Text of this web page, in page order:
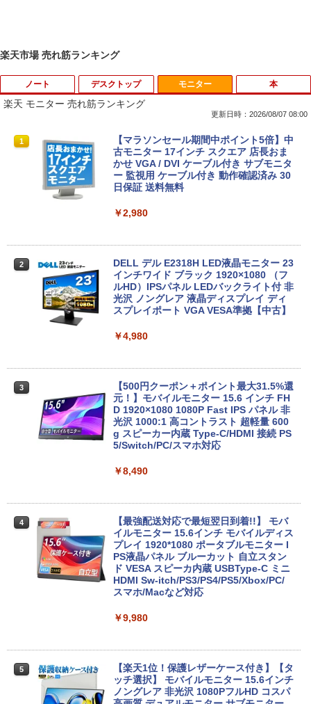
楽天市場 売れ筋ランキング
ノート
1
新古品ノートパソコン Intel Celeron Wi
ndows11 Pro WPS Office 2024付き メ
モリ16GB SSD1TB 15.6型 Bluetooth 無
線LAN USB3.0 テンキー 軽量 モバイル
ビジネス 在宅勤務 学生向け
￥18,980
2
中古美品 フルHD 15.6インチ EPSON En
deavor NJ4400E / Windows11/ 超高性
能 第10世代Core i5-10210u/ メモリ 16G
B 8GB 選択可/ 爆速SSD 1TB 512GB 25
6GB 選択可/ カメラ/ 無線Wi-Fi6/ Office
パソコン 中古PC】税込送料無料 即日発
￥26,990
2026年NEW｜VETESA正規店 商品を自
由選択 新品 ノートパソコン 14型/15.6型
Windows11 Office搭載 Celeron/Atom/
8GB/256GB/512GB
【期間限定 ポイントUP＆クーポン配
布】 ASUS BR1104F 2in1 ノートパソコ
ン BR1104FTA-NS0097XA Windows11
Pro Education N150 メモリ8GB UFS12
8GB 11.6インチ タッチ対応 メーカー再
NEC公式店 ノートパソコン LAVIE Direc
t N15 Slim 楽天限定モデル 国内生産・新
デスクトップ モニター
楽天 モニター 売れ筋ランキング
更新日時：2026/08/07 08:00
1
【マラソンセール期間中ポイント5倍】中
古モニター 17インチ スクエア 店長おま
かせ VGA / DVI ケーブル付き サブモニタ
ー 監視用 ケーブル付き 動作確認済み 30
日保証 送料無料
￥2,980
2
DELL デル E2318H LED液晶モニター 23
インチワイド ブラック 1920×1080 （フ
ルHD）IPSパネル LEDバックライト付 非
光沢 ノングレア 液晶ディスプレイ ディ
スプレイポート VGA VESA準拠【中古】
￥4,980
3
【500円クーポン＋ポイント最大31.5%還
元！】モバイルモニター 15.6 インチ FH
D 1920×1080 1080P Fast IPS パネル 非
光沢 1000:1 高コントラスト 超軽量 600
g スピーカー内蔵 Type-C/HDMI 接続 PS
5/Switch/PC/スマホ対応
￥8,490
4
【最強配送対応で最短翌日到着!!】 モバ
イルモニター 15.6インチ モバイルディス
プレイ 1920*1080 ポータブルモニター I
PS液晶パネル ブルーカット 自立スタン
ド VESA スピーカ内蔵 USBType-C ミニ
HDMI Sw-itch/PS3/PS4/PS5/Xbox/PC/
スマホ/Macなど対応
￥9,980
5
【楽天1位！保護レザーケース付き】【タ
ッチ選択】 モバイルモニター 15.6インチ
ノングレア 非光沢 1080PフルHD コスパ
本